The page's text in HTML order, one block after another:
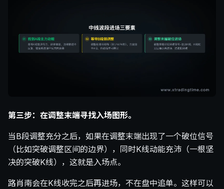
第三步：在调整末端寻找入场图形。
当B段调整充分之后，如果在调整末端出现了一个破位信号
（比如突破调整区间的边界），同时K线动能充沛（一根坚
决的突破K线），这就是入场点。
路肖南会在K线收完之后再进场，不在盘中追单。这样可以